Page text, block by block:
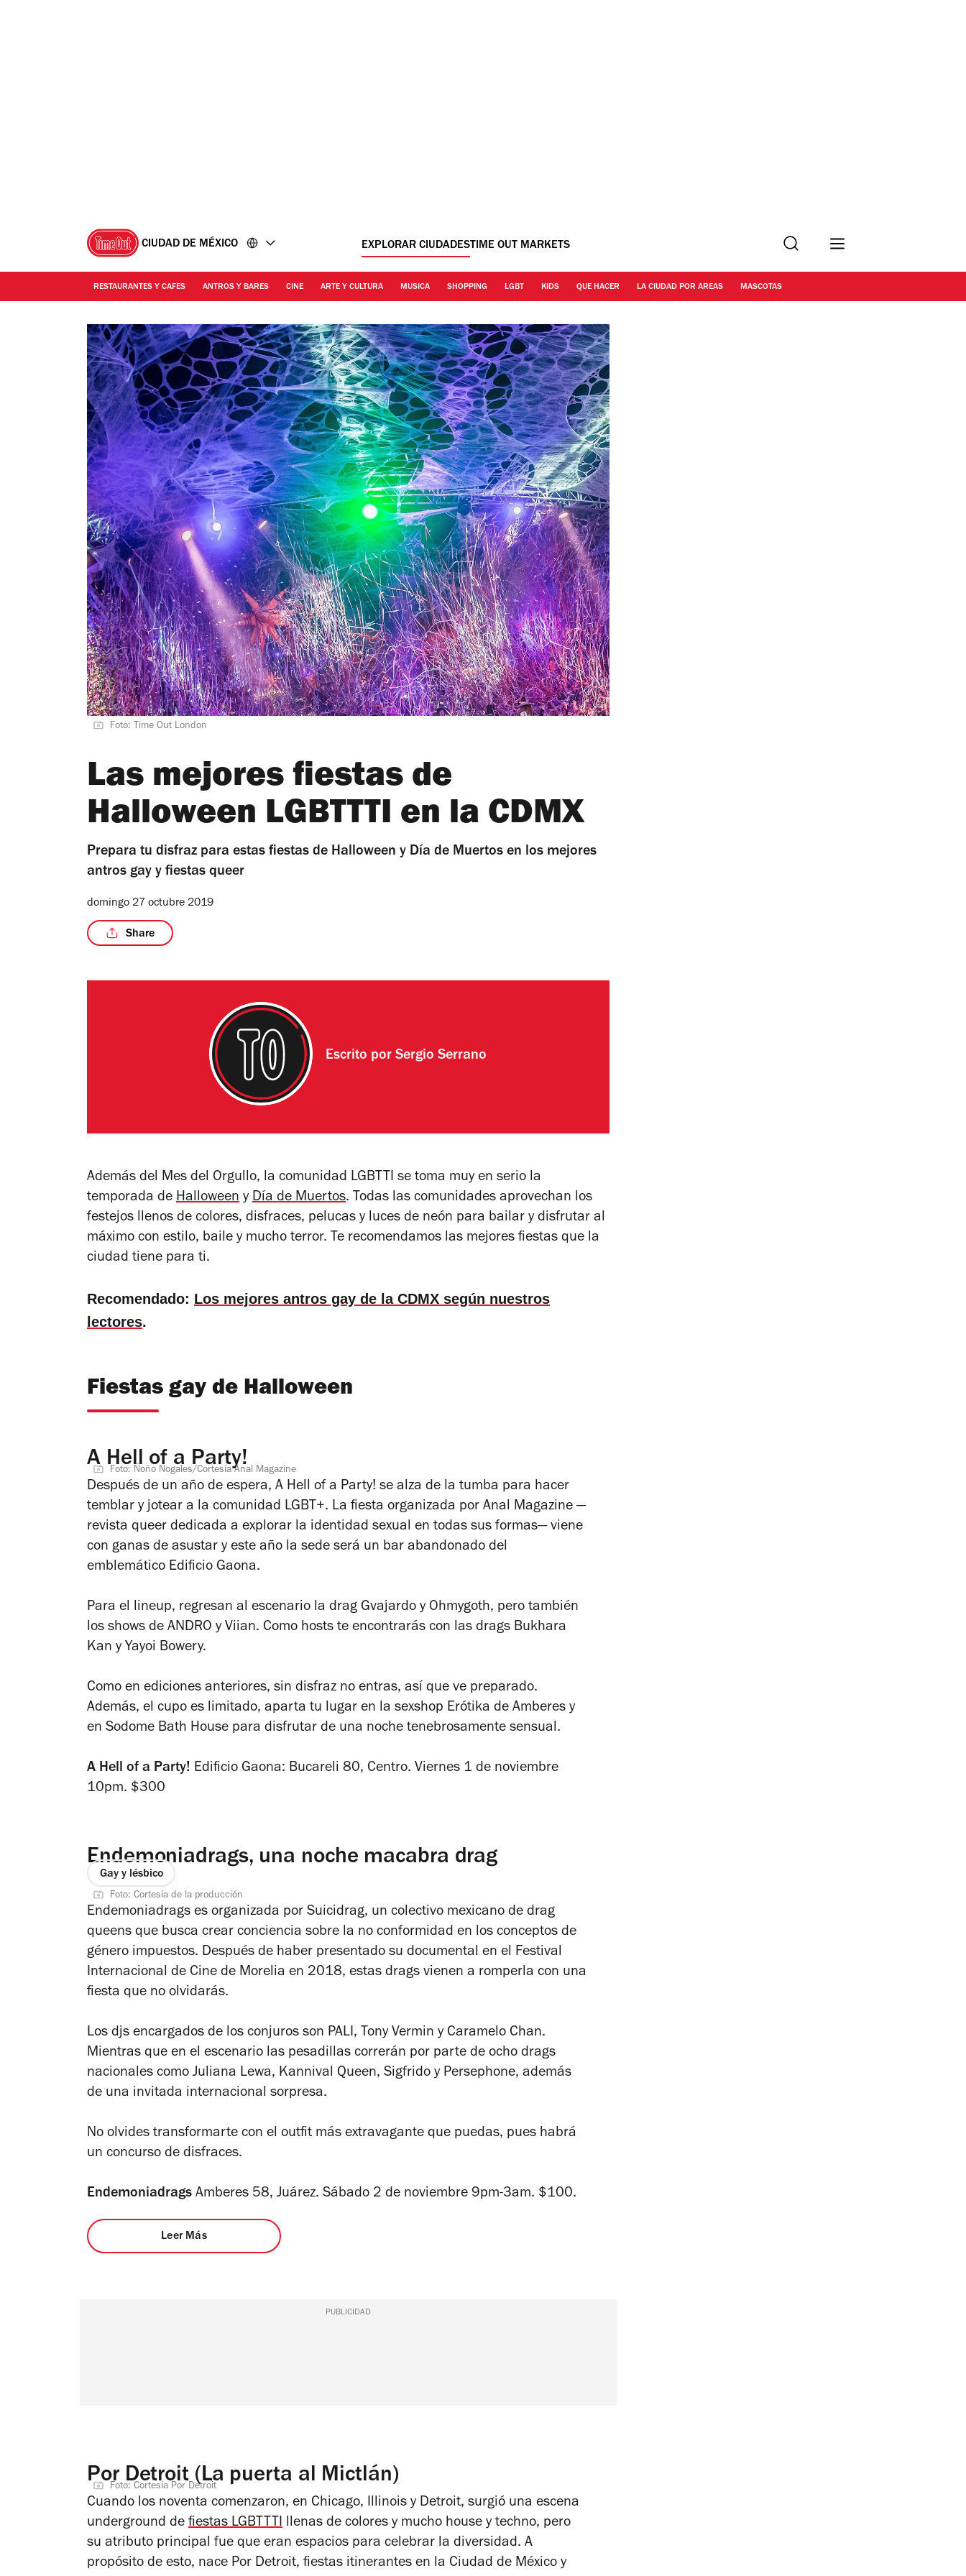
CIUDAD DE MÉXICO EXPLORAR CIUDADESTIME OUT MARKETS Buscar
RESTAURANTES Y CAFES ANTROS Y BARES CINE ARTE Y CULTURA MUSICA SHOPPING LGBT KIDS QUE HACER LA CIUDAD POR AREAS MASCOTAS
Foto: Time Out London
Las mejores fiestas de
Halloween LGBTTTI en la CDMX
Prepara tu disfraz para estas fiestas de Halloween y Día de Muertos en los mejores
antros gay y fiestas queer
domingo 27 octubre 2019
Share
Escrito porSergio Serrano
Además del Mes del Orgullo, la comunidad LGBTTI se toma muy en serio la
temporada de Halloween y Día de Muertos. Todas las comunidades aprovechan los
festejos llenos de colores, disfraces, pelucas y luces de neón para bailar y disfrutar al
máximo con estilo, baile y mucho terror. Te recomendamos las mejores fiestas que la
ciudad tiene para ti.
Recomendado: Los mejores antros gay de la CDMX según nuestros
lectores.
Fiestas gay de Halloween
A Hell of a Party!
Foto: Ñoño Nogales/Cortesía Anal Magazine
Después de un año de espera, A Hell of a Party! se alza de la tumba para hacer
temblar y jotear a la comunidad LGBT+. La fiesta organizada por Anal Magazine —
revista queer dedicada a explorar la identidad sexual en todas sus formas— viene
con ganas de asustar y este año la sede será un bar abandonado del
emblemático Edificio Gaona.
Para el lineup, regresan al escenario la drag Gvajardo y Ohmygoth, pero también
los shows de ANDRO y Viian. Como hosts te encontrarás con las drags Bukhara
Kan y Yayoi Bowery.
Como en ediciones anteriores, sin disfraz no entras, así que ve preparado.
Además, el cupo es limitado, aparta tu lugar en la sexshop Erótika de Amberes y
en Sodome Bath House para disfrutar de una noche tenebrosamente sensual.
A Hell of a Party! Edificio Gaona: Bucareli 80, Centro. Viernes 1 de noviembre
10pm. $300
Endemoniadrags, una noche macabra drag
Gay y lésbico
Foto: Cortesía de la producción
Endemoniadrags es organizada por Suicidrag, un colectivo mexicano de drag
queens que busca crear conciencia sobre la no conformidad en los conceptos de
género impuestos. Después de haber presentado su documental en el Festival
Internacional de Cine de Morelia en 2018, estas drags vienen a romperla con una
fiesta que no olvidarás.
Los djs encargados de los conjuros son PALI, Tony Vermin y Caramelo Chan.
Mientras que en el escenario las pesadillas correrán por parte de ocho drags
nacionales como Juliana Lewa, Kannival Queen, Sigfrido y Persephone, además
de una invitada internacional sorpresa.
No olvides transformarte con el outfit más extravagante que puedas, pues habrá
un concurso de disfraces.
Endemoniadrags Amberes 58, Juárez. Sábado 2 de noviembre 9pm-3am. $100.
Leer Más
PUBLICIDAD
Por Detroit (La puerta al Mictlán)
Foto: Cortesía Por Detroit
Cuando los noventa comenzaron, en Chicago, Illinois y Detroit, surgió una escena
underground de fiestas LGBTTTI llenas de colores y mucho house y techno, pero
su atributo principal fue que eran espacios para celebrar la diversidad. A
propósito de esto, nace Por Detroit, fiestas itinerantes en la Ciudad de México y